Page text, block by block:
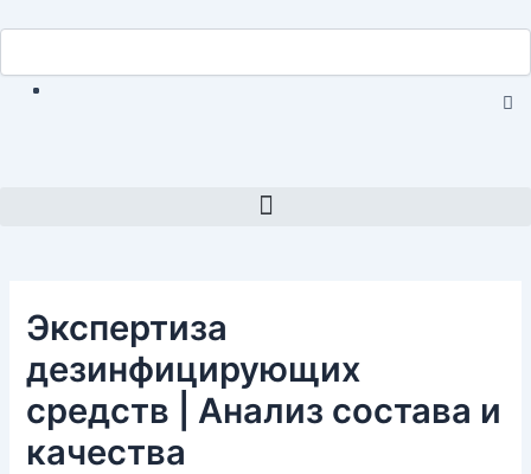
содержимому
Menu
Экспертиза
дезинфицирующих
средств | Анализ состава и
качества
записям